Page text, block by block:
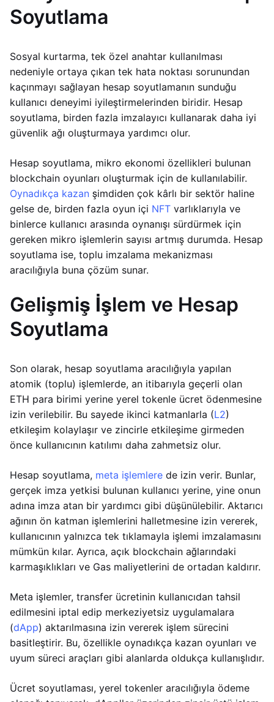
Soyutlama
Sosyal kurtarma, tek özel anahtar kullanılması
nedeniyle ortaya çıkan tek hata noktası sorunundan
kaçınmayı sağlayan hesap soyutlamanın sunduğu
kullanıcı deneyimi iyileştirmelerinden biridir. Hesap
soyutlama, birden fazla imzalayıcı kullanarak daha iyi
güvenlik ağı oluşturmaya yardımcı olur.
Hesap soyutlama, mikro ekonomi özellikleri bulunan
blockchain oyunları oluşturmak için de kullanılabilir.
Oynadıkça kazan şimdiden çok kârlı bir sektör haline
gelse de, birden fazla oyun içi NFT varlıklarıyla ve
binlerce kullanıcı arasında oynanışı sürdürmek için
gereken mikro işlemlerin sayısı artmış durumda. Hesap
soyutlama ise, toplu imzalama mekanizması
aracılığıyla buna çözüm sunar.
Gelişmiş İşlem ve Hesap
Soyutlama
Son olarak, hesap soyutlama aracılığıyla yapılan
atomik (toplu) işlemlerde, an itibarıyla geçerli olan
ETH para birimi yerine yerel tokenle ücret ödenmesine
izin verilebilir. Bu sayede ikinci katmanlarla (L2)
etkileşim kolaylaşır ve zincirle etkileşime girmeden
önce kullanıcının katılımı daha zahmetsiz olur.
Hesap soyutlama, meta işlemlere de izin verir. Bunlar,
gerçek imza yetkisi bulunan kullanıcı yerine, yine onun
adına imza atan bir yardımcı gibi düşünülebilir. Aktarıcı
ağının ön katman işlemlerini halletmesine izin vererek,
kullanıcının yalnızca tek tıklamayla işlemi imzalamasını
mümkün kılar. Ayrıca, açık blockchain ağlarındaki
karmaşıklıkları ve Gas maliyetlerini de ortadan kaldırır.
Meta işlemler, transfer ücretinin kullanıcıdan tahsil
edilmesini iptal edip merkeziyetsiz uygulamalara
(dApp) aktarılmasına izin vererek işlem sürecini
basitleştirir. Bu, özellikle oynadıkça kazan oyunları ve
uyum süreci araçları gibi alanlarda oldukça kullanışlıdır.
Ücret soyutlaması, yerel tokenler aracılığıyla ödeme